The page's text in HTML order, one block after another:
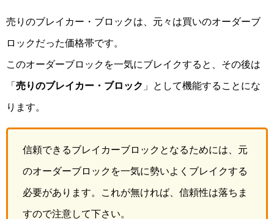
売りのブレイカー・ブロックは、元々は買いのオーダーブ
ロックだった価格帯です。
このオーダーブロックを一気にブレイクすると、その後は
「売りのブレイカー・ブロック 」として機能することにな
ります。
信頼できるブレイカーブロックとなるためには、元
のオーダーブロックを一気に勢いよくブレイクする
必要があります。これが無ければ、信頼性は落ちま
すので注意して下さい。